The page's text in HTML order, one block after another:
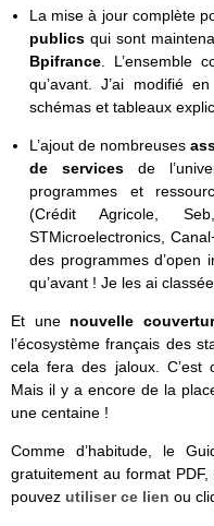
La mise à jour complète
publics qui sont
Bpifrance. L’ensemble
qu’avant. J’ai modifié
schémas et tableaux
L’ajout de nombreuses
de servicesde
programmes et
(Crédit Agricole,
STMicroelectronics,
des programmes d’open
qu’avant ! Je les ai
Et une nouvelle
l’écosystème français des
cela fera des jaloux. C’est
Mais il y a encore de la
une centaine !
Comme d’habitude, le
gratuitement au format
pouvez utiliser ce lien ou